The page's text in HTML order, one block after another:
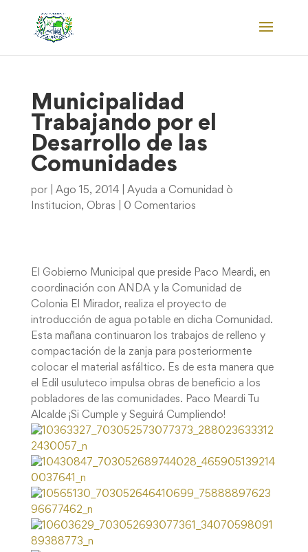
Municipalidad
Trabajando por el
Desarrollo de las
Comunidades
por Ago 15, 2014| Ayuda a Comunidad ò
Institucion, Obras 0 Comentarios
El Gobierno Municipal que preside Paco Meardi, en
coordinación con ANDA y la Comunidad de
Colonia El Mirador, realiza el proyecto de
introducción de agua potable en dicha Comunidad.
Esta mañana continuaron los trabajos de relleno y
compactación de la zanja para posteriormente
colocar el material asfáltico. Es de esta manera que
el Edil usuluteco impulsa obras de beneficio a los
pobladores de las comunidades. Paco Meardi Tu
Alcalde ¡Si Cumple y Seguirá Cumpliendo!